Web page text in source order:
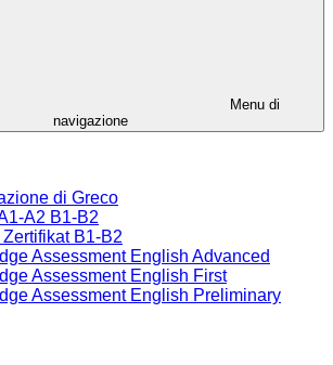
Menu di
navigazione
di Greco
A2 B1-B2
B1-B2
Assessment English Advanced
Assessment English First
Assessment English Preliminary